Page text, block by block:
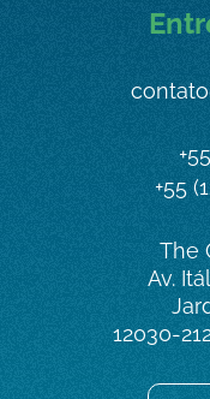
+55
The
Av.
12030-